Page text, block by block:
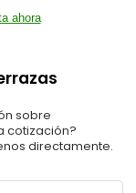
ahora
sobre
cotización?
directamente.